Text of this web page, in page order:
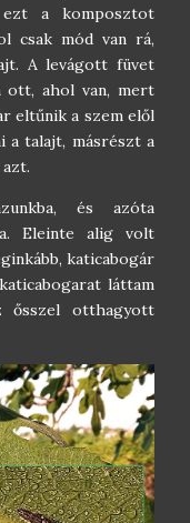
ezt a komposztot
csak mód van rá,
A levágott füvet
ott, ahol van, mert
eltűnik a szem elől
a talajt, másrészt a
és azóta
Eleinte alig volt
katicabogár
láttam
ősszel otthagyott